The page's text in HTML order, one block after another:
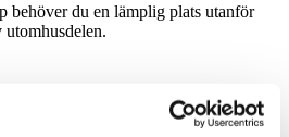
behöver du en lämplig plats utanför
varmvattenbehov